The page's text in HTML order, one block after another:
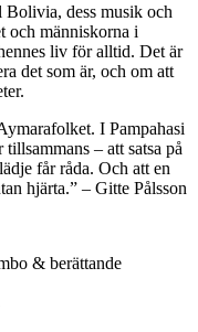
dess musik och
och människorna i
liv för alltid. Det är
det som är, och om att
I Pampahasi
– att satsa på
får råda. Och att en
hjärta.” – Gitte Pålsson
& berättande